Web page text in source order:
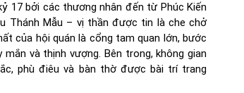
17 bởi các thương nhân đến từ Phúc Kiến
Thánh Mẫu – vị thần được tin là che chở
của hội quán là cổng tam quan lớn, bước
và thịnh vượng. Bên trong, không gian
phù điêu và bàn thờ được bài trí trang